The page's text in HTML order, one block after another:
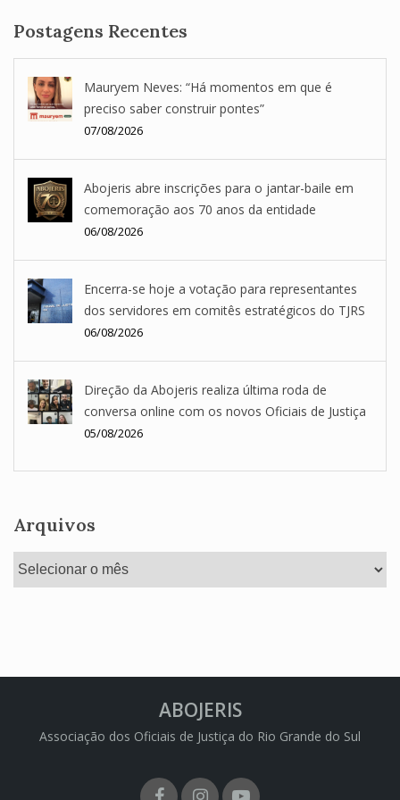
Postagens Recentes
Mauryem Neves: “Há momentos em que é
preciso saber construir pontes”
07/08/2026
Abojeris abre inscrições para o jantar-baile em
comemoração aos 70 anos da entidade
06/08/2026
Encerra-se hoje a votação para representantes
dos servidores em comitês estratégicos do TJRS
06/08/2026
Direção da Abojeris realiza última roda de
conversa online com os novos Oficiais de Justiça
05/08/2026
Arquivos
Arquivos
ABOJERIS
Associação dos Oficiais de Justiça do Rio Grande do Sul